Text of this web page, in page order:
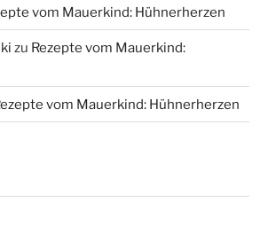
vom Mauerkind: Hühnerherzen
zu Rezepte vom Mauerkind:
vom Mauerkind: Hühnerherzen